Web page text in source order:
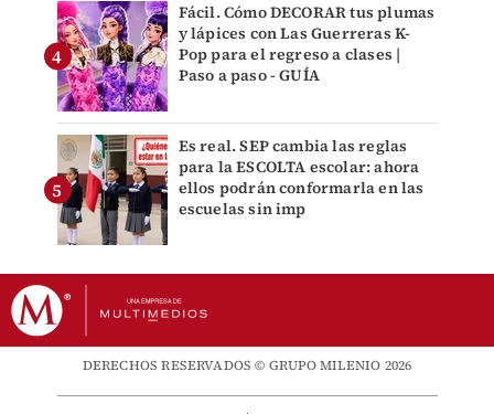
Fácil. Cómo DECORAR tus plumas
y lápices con Las Guerreras K-
Pop para el regreso a clases |
Paso a paso - GUÍA
Es real. SEP cambia las reglas
para la ESCOLTA escolar: ahora
ellos podrán conformarla en las
escuelas sin imp
DERECHOS RESERVADOS © GRUPO MILENIO 2026